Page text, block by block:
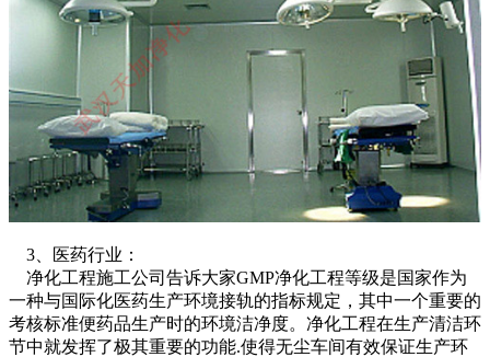
3、医药行业：
净化工程施工公司告诉大家GMP净化工程等级是国家作为
一种与国际化医药生产环境接轨的指标规定，其中一个重要的
考核标准便药品生产时的环境洁净度。净化工程在生产清洁环
节中就发挥了极其重要的功能.使得无尘车间有效保证生产环